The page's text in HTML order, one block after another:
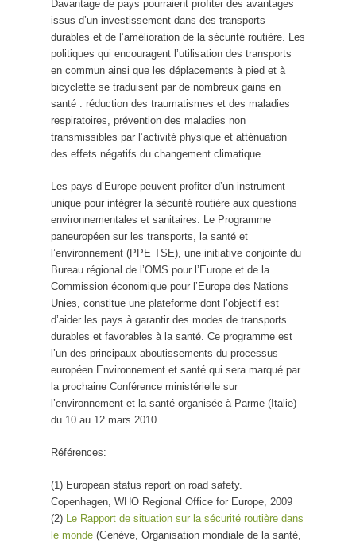
Davantage de pays pourraient profiter des avantages
issus d’un investissement dans des transports
durables et de l’amélioration de la sécurité routière. Les
politiques qui encouragent l’utilisation des transports
en commun ainsi que les déplacements à pied et à
bicyclette se traduisent par de nombreux gains en
santé : réduction des traumatismes et des maladies
respiratoires, prévention des maladies non
transmissibles par l’activité physique et atténuation
des effets négatifs du changement climatique.
Les pays d’Europe peuvent profiter d’un instrument
unique pour intégrer la sécurité routière aux questions
environnementales et sanitaires. Le Programme
paneuropéen sur les transports, la santé et
l’environnement (PPE TSE), une initiative conjointe du
Bureau régional de l’OMS pour l’Europe et de la
Commission économique pour l’Europe des Nations
Unies, constitue une plateforme dont l’objectif est
d’aider les pays à garantir des modes de transports
durables et favorables à la santé. Ce programme est
l’un des principaux aboutissements du processus
européen Environnement et santé qui sera marqué par
la prochaine Conférence ministérielle sur
l’environnement et la santé organisée à Parme (Italie)
du 10 au 12 mars 2010.
Références:
(1) European status report on road safety.
Copenhagen, WHO Regional Office for Europe, 2009
(2) Le Rapport de situation sur la sécurité routière dans
le monde (Genève, Organisation mondiale de la santé,